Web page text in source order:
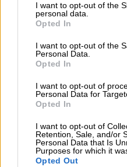
I want to opt-out of the
personal data.
Opted In
I want to opt-out of the
Personal Data.
Opted In
I want to opt-out of
Personal Data for
Opted In
I want to opt-out of
Retention, Sale, and/or
Personal Data that Is
Purposes for which it
Opted Out
€
MEHRWEG